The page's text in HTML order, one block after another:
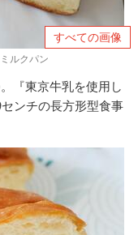
すべての画像
ルクパン
『東京牛乳を使用し
ンチの長方形型食事